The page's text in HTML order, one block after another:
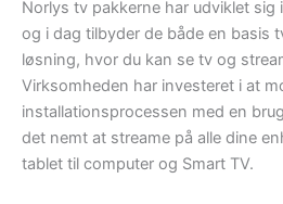
Norlys tv pakkerne har udviklet sig
og i dag tilbyder de både en basis
løsning, hvor du kan se tv og
Virksomheden har investeret i at
installationsprocessen med en
det nemt at streame på alle dine
tablet til computer og Smart TV.